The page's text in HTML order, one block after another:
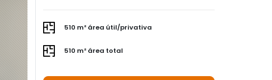
510 m² área útil/privativa
510 m² área total